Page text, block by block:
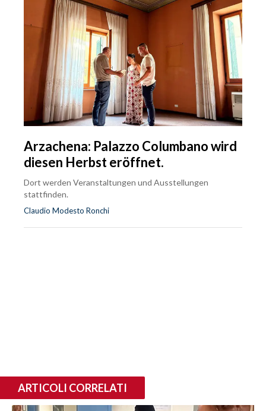
Arzachena: Palazzo Columbano wird
diesen Herbst eröffnet.
Dort werden Veranstaltungen und Ausstellungen
stattfinden.
Claudio Modesto Ronchi
ARTICOLI CORRELATI